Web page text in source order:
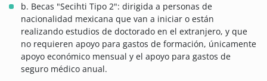
b. Becas "Secihti Tipo 2": dirigida a personas de
nacionalidad mexicana que van a iniciar o están
realizando estudios de doctorado en el extranjero, y que
no requieren apoyo para gastos de formación, únicamente
apoyo económico mensual y el apoyo para gastos de
seguro médico anual.